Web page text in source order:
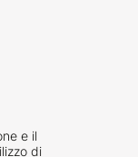
e il
di